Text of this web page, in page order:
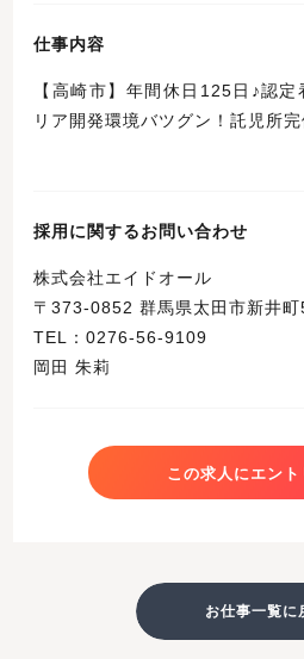
仕事内容
【高崎市】年間休日125日♪認
リア開発環境バツグン！託児所
採用に関するお問い合わせ
株式会社エイドオール
〒373-0852 群馬県太田市新井
TEL：0276-56-9109
岡田 朱莉
この求人にエント
お仕事一覧に